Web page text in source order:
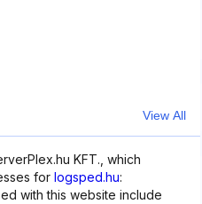
View All
KFT., which
for logsped.hu:
with this website include